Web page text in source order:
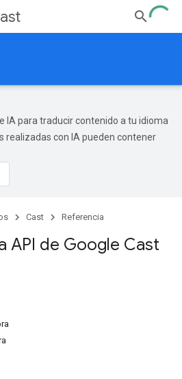
IA para traducir contenido a tu idioma
realizadas con IA pueden contener
Cast Referencia
API de Google Cast